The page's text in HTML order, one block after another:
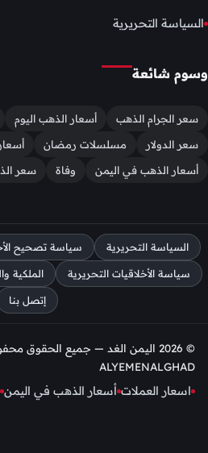
السياسة التحريرية
وسوم شائعة
سعر الجرام الذهب أسعار الذهب اليوم
سعر الدولار
مسلسلات رمضان
أسعار الذهب في اليمن
وفاة سعر
السياسة التحريرية سياسة تصحيح
سياسة الأخلاقيات التحريرية الملكية
إتصل بنا
ALYEMENALGHAD
اسعار العملات أسعار الذهب في اليمن